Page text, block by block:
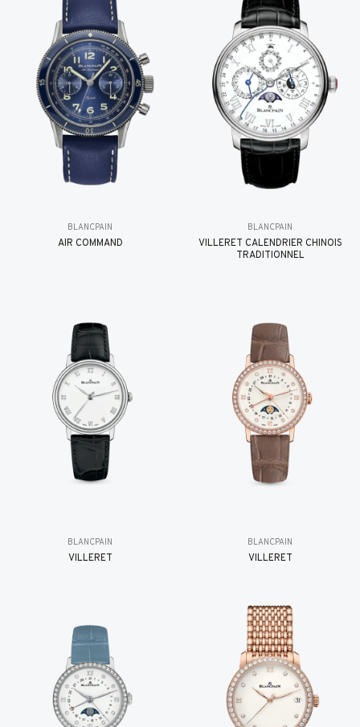
BLANCPAIN
AIR COMMAND
BLANCPAIN
VILLERET CALENDRIER CHINOIS
TRADITIONNEL
BLANCPAIN
VILLERET
BLANCPAIN
VILLERET